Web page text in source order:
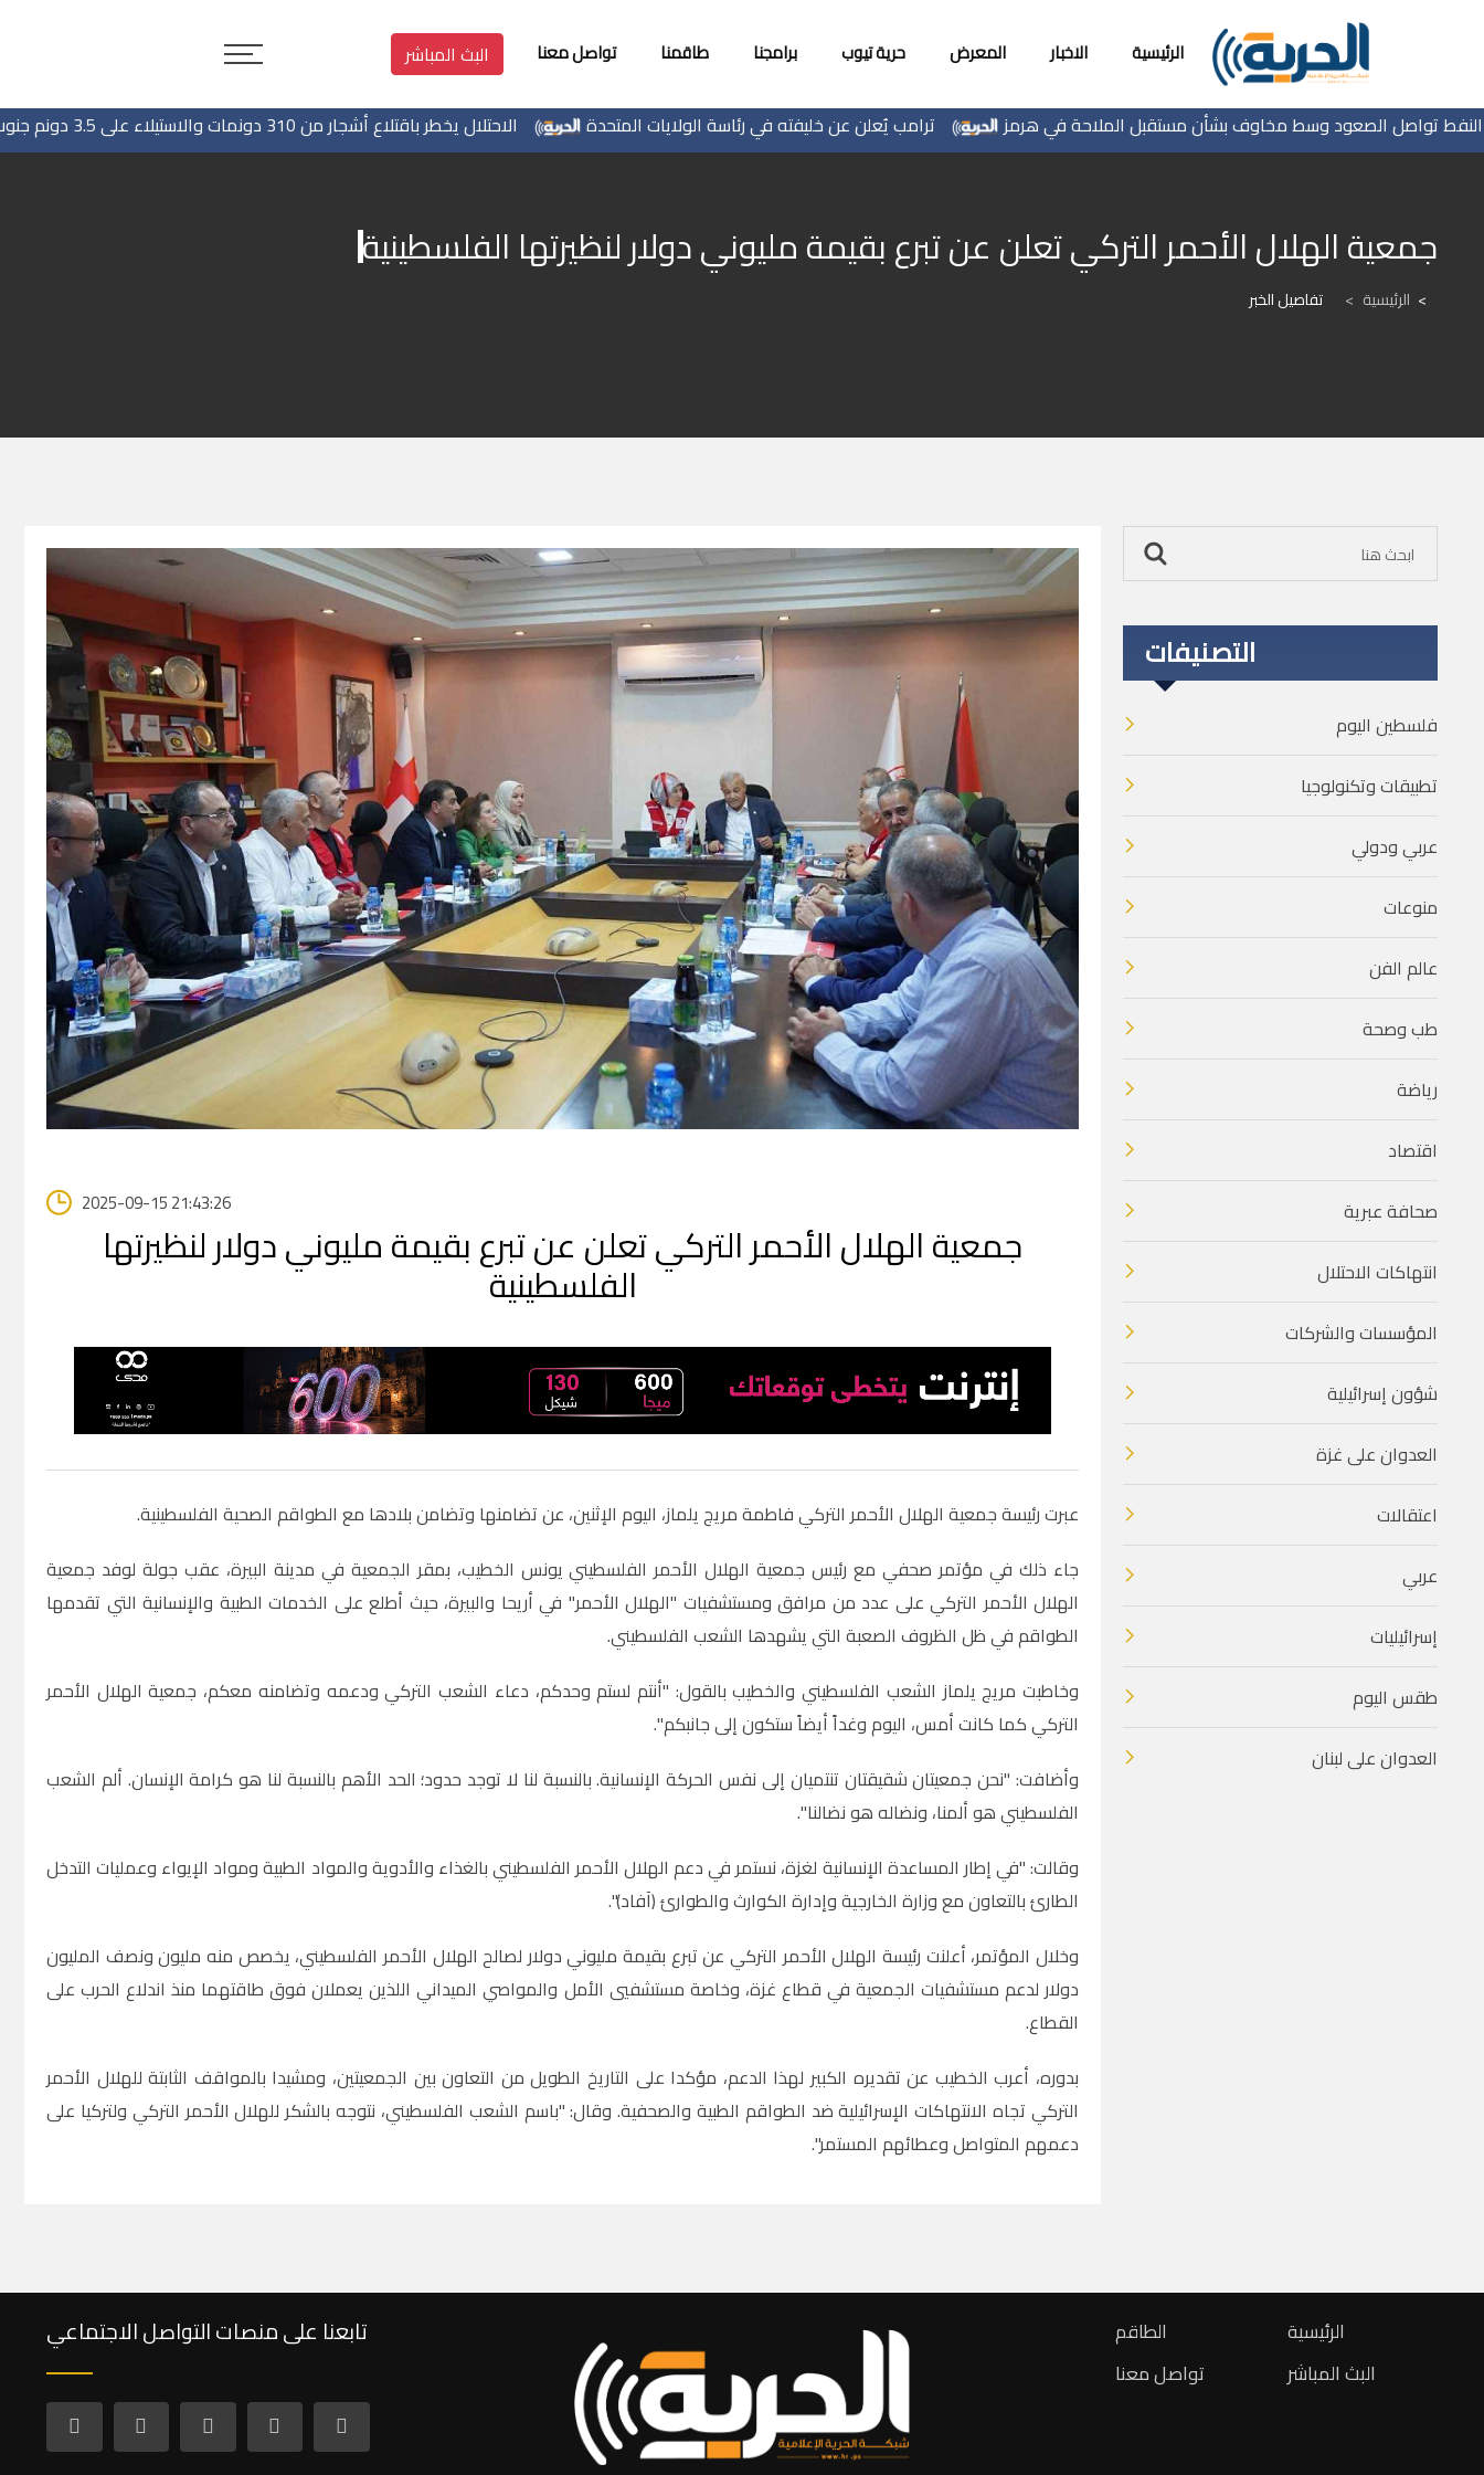
الرئيسية الاخبار المعرض حرية تيوب برامجنا طاقمنا تواصل معنا البث المباشر
الاحتلال يخطر باقتلاع أشجار من 310 دونمات والاستيلاء على 3.5 دونم جنوب جنين ترامب يُعلن عن خليفته في رئاسة الولايات المتحدة الصعود وسط مخاوف بشأن مستقبل الملاحة في هرمز
جمعية الهلال الأحمر التركي تعلن عن تبرع بقيمة مليوني دولار لنظيرتها الفلسطينية
الرئيسية > تفاصيل الخبر
2025-09-15 21:43:26
جمعية الهلال الأحمر التركي تعلن عن تبرع بقيمة مليوني دولار لنظيرتها
الفلسطينية
عبرت رئيسة جمعية الهلال الأحمر التركي فاطمة مريج يلماز، اليوم الإثنين، عن تضامنها وتضامن بلادها مع الطواقم الصحية الفلسطينية.
جاء ذلك في مؤتمر صحفي مع رئيس جمعية الهلال الأحمر الفلسطيني يونس الخطيب، بمقر الجمعية في مدينة البيرة، عقب جولة لوفد جمعية
الهلال الأحمر التركي على عدد من مرافق ومستشفيات "الهلال الأحمر" في أريحا والبيرة، حيث أطلع على الخدمات الطبية والإنسانية التي تقدمها
الطواقم في ظل الظروف الصعبة التي يشهدها الشعب الفلسطيني.
وخاطبت مريج يلماز الشعب الفلسطيني والخطيب بالقول: "أنتم لستم وحدكم، دعاء الشعب التركي ودعمه وتضامنه معكم، جمعية الهلال الأحمر
التركي كما كانت أمس، اليوم وغداً أيضاً ستكون إلى جانبكم"
.
وأضافت: "نحن جمعيتان شقيقتان تنتميان إلى نفس الحركة الإنسانية. بالنسبة لنا لا توجد حدود؛ الحد الأهم بالنسبة لنا هو كرامة الإنسان. ألم الشعب
الفلسطيني هو ألمنا، ونضاله هو نضالنا"
.
وقالت: "في إطار المساعدة الإنسانية لغزة، نستمر في دعم الهلال الأحمر الفلسطيني بالغذاء والأدوية والمواد الطبية ومواد الإيواء وعمليات التدخل
الطارئ بالتعاون مع وزارة الخارجية وإدارة الكوارث والطوارئ (آفاد)".
وخلال المؤتمر، أعلنت رئيسة الهلال الأحمر التركي عن تبرع بقيمة مليوني دولار لصالح الهلال الأحمر الفلسطيني، يخصص منه مليون ونصف المليون
دولار لدعم مستشفيات الجمعية في قطاع غزة، وخاصة مستشفيي الأمل والمواصي الميداني اللذين يعملان فوق طاقتهما منذ اندلاع الحرب على
القطاع.
بدوره، أعرب الخطيب عن تقديره الكبير لهذا الدعم، مؤكدا على التاريخ الطويل من التعاون بين الجمعيتين، ومشيدا بالمواقف الثابتة للهلال الأحمر
التركي تجاه الانتهاكات الإسرائيلية ضد الطواقم الطبية والصحفية. وقال: "باسم الشعب الفلسطيني، نتوجه بالشكر للهلال الأحمر التركي ولتركيا على
دعمهم المتواصل وعطائهم المستمر."
التصنيفات
فلسطين اليوم
تطبيقات وتكنولوجيا
عربي ودولي
منوعات
عالم الفن
طب وصحة
رياضة
اقتصاد
صحافة عبرية
انتهاكات الاحتلال
المؤسسات والشركات
شؤون إسرائيلية
العدوان على غزة
اعتقالات
عربي
إسرائيليات
طقس اليوم
العدوان على لبنان
تابعنا على منصات التواصل الاجتماعي
الطاقم
تواصل معنا
الرئيسية
البث المباشر